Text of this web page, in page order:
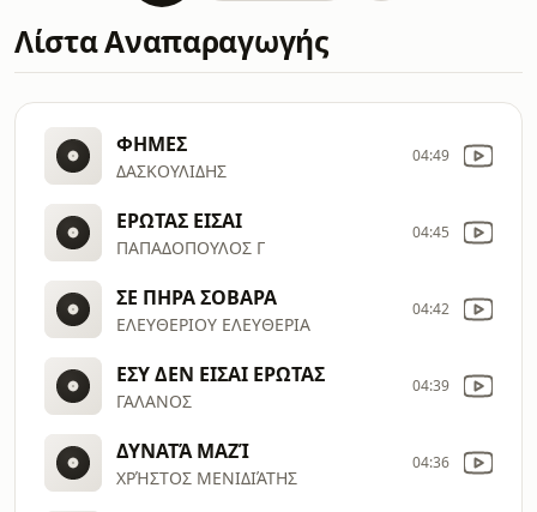
Λίστα Αναπαραγωγής
ΦΗΜΕΣ
ΔΑΣΚΟΥΛΙΔΗΣ
04:49
ΕΡΩΤΑΣ ΕΙΣΑΙ
ΠΑΠΑΔΟΠΟΥΛΟΣ Γ
04:45
ΣΕ ΠΗΡΑ ΣΟΒΑΡΑ
ΕΛΕΥΘΕΡΙΟΥ ΕΛΕΥΘΕΡΙΑ
04:42
ΕΣΥ ΔΕΝ ΕΙΣΑΙ ΕΡΩΤΑΣ
ΓΑΛΑΝΟΣ
04:39
ΔΥΝΑΤΆ ΜΑΖΊ
ΧΡΉΣΤΟΣ ΜΕΝΙΔΙΆΤΗΣ
04:36